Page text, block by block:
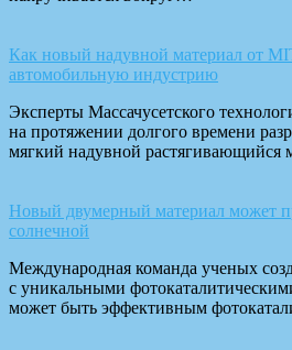
Как новый надувной материал от
автомобильную индустрию
Эксперты Массачусетского
на протяжении долгого времени
мягкий надувной растягивающийся
Новый двумерный материал может
солнечной
Международная команда ученых
с уникальными
может быть эффективным